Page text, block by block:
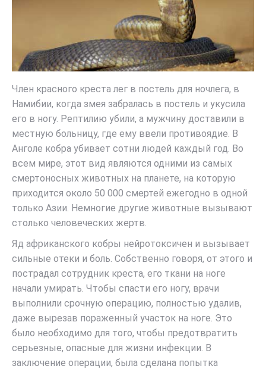
Член красного креста лег в постель для ночлега, в
Намибии, когда змея забралась в постель и укусила
его в ногу. Рептилию убили, а мужчину доставили в
местную больницу, где ему ввели противоядие. В
Анголе кобра убивает сотни людей каждый год. Во
всем мире, этот вид являются одними из самых
смертоносных животных на планете, на которую
приходится около 50 000 смертей ежегодно в одной
только Азии. Немногие другие животные вызывают
столько человеческих жертв.
Яд африканского кобры нейротоксичен и вызывает
сильные отеки и боль. Собственно говоря, от этого и
пострадал сотрудник креста, его ткани на ноге
начали умирать. Чтобы спасти его ногу, врачи
выполнили срочную операцию, полностью удалив,
даже вырезав пораженный участок на ноге. Это
было необходимо для того, чтобы предотвратить
серьезные, опасные для жизни инфекции. В
заключение операции, была сделана попытка